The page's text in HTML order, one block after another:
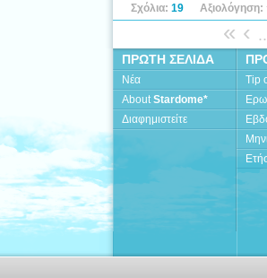
Σχόλια: 19 Αξιολόγηση:
« ‹
ΠΡΩΤΗ ΣΕΛΙΔΑ
Νέα
AboutStardome*
Διαφημιστείτε
Tip